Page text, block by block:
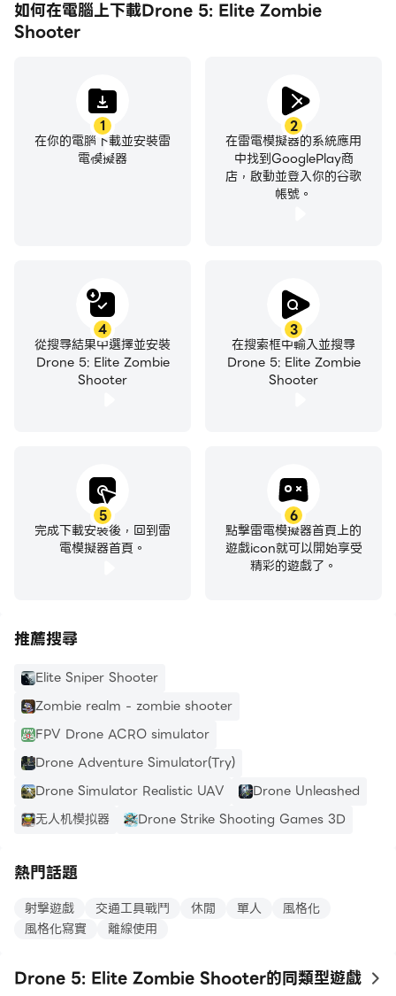
ROAMERS 和 SPRINTERS。在這款隱蔽的 FPS 槍戰遊
戲中保護來世基地並護送地面武裝部隊執行各種任務。
- 身臨其境的遊戲玩法 - 與參與 FPS 戰鬥的玩家競爭真實
- 完成任務 - 在高度緊張的敵人攻擊中倖存下來或護送您
的地面營到安全地帶
- 在排行榜上名列前茅 - 掌握你的射擊技巧並贏取豐厚的
- 兩種不同的遊戲模式（殭屍和軍事）
- 70 多個具有挑戰性的任務
- 防禦、生存、打擊或護送
- 簡單易用的直觀觸摸控制 - 用指尖指揮戰鬥
- 5種武器殺死你的敵人
- 7 項額外增強功能 - 以空襲、核武器等方式稱霸戰場！
- 30 個官方軍銜 - 從新兵開始，然後升任為將軍
士兵！準備好，一個新的敵人入侵了我們的領土。統治抵抗
如何在電腦上下載Drone 5: Elite Zombie
Shooter
1
在你的電腦下載並安裝雷
電模擬器
2
在雷電模擬器的系統應用
中找到GooglePlay商
店，啟動並登入你的谷歌
帳號。
3
在搜索框中輸入並搜尋
Drone 5: Elite Zombie
Shooter
4
從搜尋結果中選擇並安裝
Drone 5: Elite Zombie
Shooter
5
完成下載安裝後，回到雷
電模擬器首頁。
6
點擊雷電模擬器首頁上的
遊戲icon就可以開始享受
精彩的遊戲了。
推薦搜尋
Elite Sniper Shooter
Zombie realm - zombie shooter
FPV Drone ACRO simulator
Drone Adventure Simulator(Try)
Drone Simulator Realistic UAV
Drone Unleashed
无人机模拟器
Drone Strike Shooting Games 3D
熱門話題
射擊遊戲 交通工具戰鬥 休閒 單人
風格化
風格化寫實
離線使用
Drone 5: Elite Zombie Shooter的同類型遊戲 to